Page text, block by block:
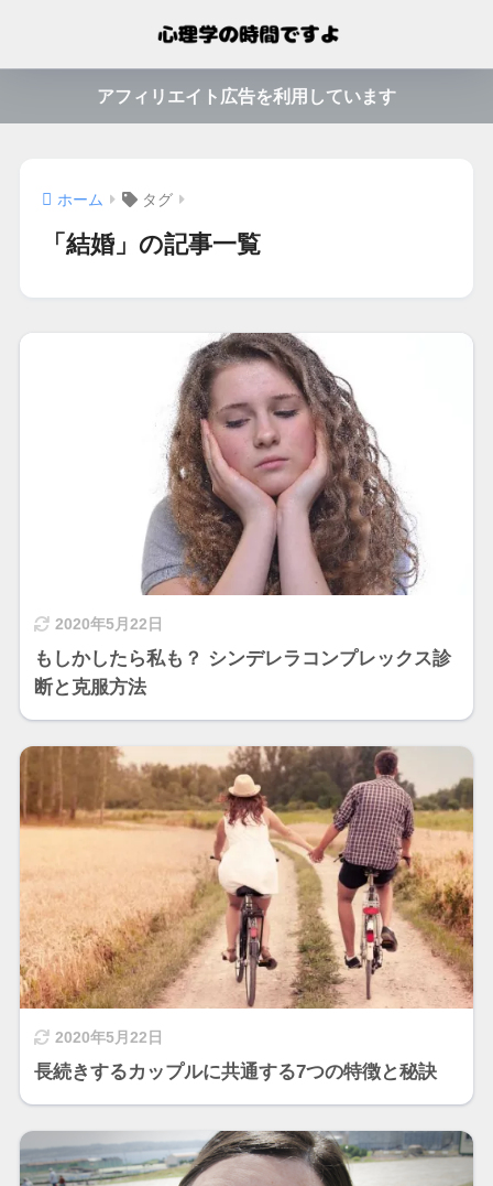
アフィリエイト広告を利用しています
ホーム タグ
「結婚」の記事一覧
2020年5月22日
もしかしたら私も？ シンデレラコンプレックス診
断と克服方法
2020年5月22日
長続きするカップルに共通する7つの特徴と秘訣